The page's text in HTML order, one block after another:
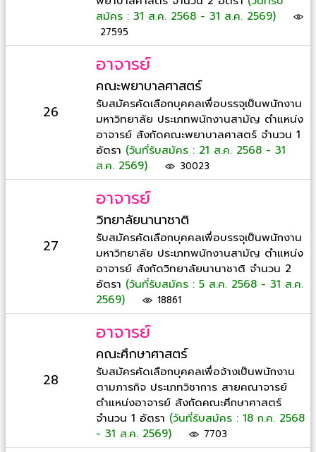
สมัคร : 31 ส.ค. 2568 - 31 ส.ค. 2569)
27595
26
อาจารย์
คณะพยาบาลศาสตร์
รับสมัครคัดเลือกบุคคลเพื่อบรรจุเป็นพนักงาน
มหาวิทยาลัย ประเภทพนักงานสามัญ ตำแหน่ง
อาจารย์ สังกัดคณะพยาบาลศาสตร์ จำนวน 1
อัตรา (วันที่รับสมัคร : 21 ส.ค. 2568 - 31
ส.ค. 2569)
30023
27
อาจารย์
วิทยาลัยนานาชาติ
รับสมัครคัดเลือกบุคคลเพื่อบรรจุเป็นพนักงาน
มหาวิทยาลัย ประเภทพนักงานสามัญ ตำแหน่ง
อาจารย์ สังกัดวิทยาลัยนานาชาติ จำนวน 2
อัตรา (วันที่รับสมัคร : 5 ส.ค. 2568 - 31 ส.ค.
2569)
18861
28
อาจารย์
คณะศึกษาศาสตร์
รับสมัครคัดเลือกบุคคลเพื่อจ้างเป็นพนักงาน
ตามภารกิจ ประเภทวิชาการ สายคณาจารย์
ตำแหน่งอาจารย์ สังกัดคณะศึกษาศาสตร์
จำนวน 1 อัตรา (วันที่รับสมัคร : 18 ก.ค. 2568
- 31 ส.ค. 2569)
7703